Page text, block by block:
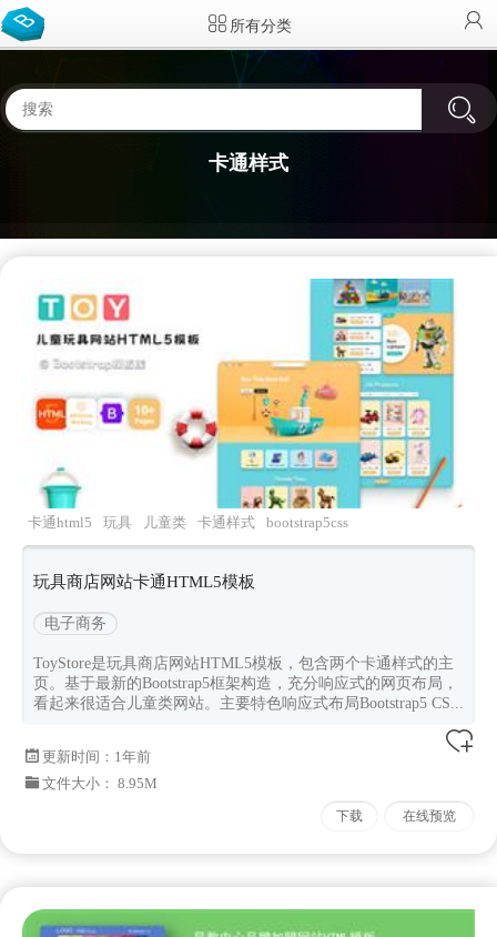
所有分类
卡通样式
卡通html5 玩具 儿童类 卡通样式 bootstrap5css
玩具商店网站卡通HTML5模板
电子商务
ToyStore是玩具商店网站HTML5模板，包含两个卡通样式的主
页。基于最新的Bootstrap5框架构造，充分响应式的网页布局，
看起来很适合儿童类网站。主要特色响应式布局Bootstrap5 CS...
更新时间： 1年前
文件大小： 8.95M
下载 在线预览